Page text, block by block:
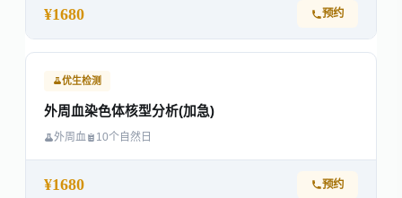
¥1680 预约
优生检测
外周血染色体核型分析(加急)
外周血 10个自然日
¥1680 预约